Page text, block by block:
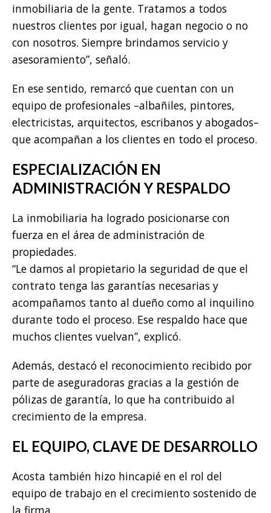
inmobiliaria de la gente. Tratamos a todos
nuestros clientes por igual, hagan negocio o no
con nosotros. Siempre brindamos servicio y
asesoramiento”, señaló.
En ese sentido, remarcó que cuentan con un
equipo de profesionales –albañiles, pintores,
electricistas, arquitectos, escribanos y abogados–
que acompañan a los clientes en todo el proceso.
ESPECIALIZACIÓN EN
ADMINISTRACIÓN Y RESPALDO
La inmobiliaria ha logrado posicionarse con
fuerza en el área de administración de
propiedades.
“Le damos al propietario la seguridad de que el
contrato tenga las garantías necesarias y
acompañamos tanto al dueño como al inquilino
durante todo el proceso. Ese respaldo hace que
muchos clientes vuelvan”, explicó.
Además, destacó el reconocimiento recibido por
parte de aseguradoras gracias a la gestión de
pólizas de garantía, lo que ha contribuido al
crecimiento de la empresa.
EL EQUIPO, CLAVE DE DESARROLLO
Acosta también hizo hincapié en el rol del
equipo de trabajo en el crecimiento sostenido de
la firma.